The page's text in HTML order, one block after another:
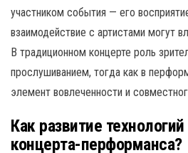
участником события — его
взаимодействие с артистами могут
В традиционном концерте роль
прослушиванием, тогда как в
элемент вовлеченности и
Как развитие
концерта-перформанса?